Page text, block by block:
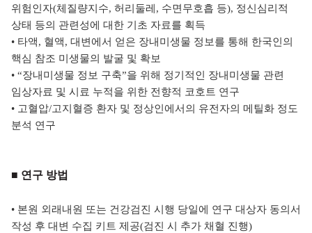
위험인자(체질량지수, 허리둘레, 수면무호흡 등), 정신심리적
상태 등의 관련성에 대한 기초 자료를 획득
• 타액, 혈액, 대변에서 얻은 장내미생물 정보를 통해 한국인의
핵심 참조 미생물의 발굴 및 확보
• “장내미생물 정보 구축”을 위해 정기적인 장내미생물 관련
임상자료 및 시료 누적을 위 한 전향적 코호트 연구
• 고혈압/고지혈증 환자 및 정상인에서의 유전자의 메틸화 정도
분석 연구
■ 연구 방법
• 본원 외래내원 또는 건강검진 시행 당일에 연구 대상자 동의서
작성 후 대변 수집 키트 제 공(검진 시 추가 채혈 진행)